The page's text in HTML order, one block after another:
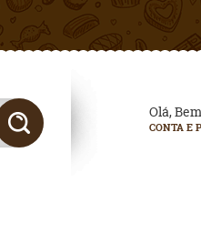
Olá,
CONTA E